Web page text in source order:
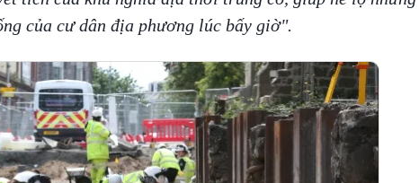
của cư dân địa phương lúc bấy giờ".